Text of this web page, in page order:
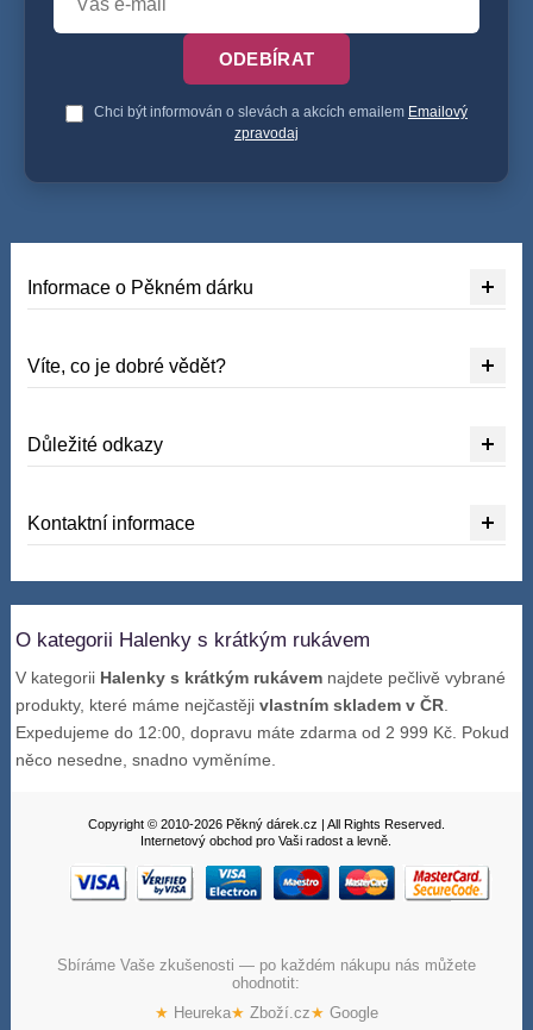
ODEBÍRAT
Chci být informován o slevách a akcích emailem Emailový
zpravodaj
Informace o Pěkném dárku
Víte, co je dobré vědět?
Důležité odkazy
Kontaktní informace
O kategorii Halenky s krátkým rukávem
V kategorii Halenky s krátkým rukávem najdete pečlivě vybrané
produkty, které máme nejčastějivlastním skladem v ČR
Expedujeme do 12:00, dopravu máte zdarma od 2 999 Kč. Pokud
něco nesedne, snadno vyměníme.
Copyright © 2010-2026 Pěkný dárek.cz | All Rights Reserved.
Internetový obchod pro Vaši radost a levně.
Sbíráme Vaše zkušenosti — po každém nákupu nás můžete
ohodnotit:
★ Heureka★ Zboží.cz★ Google